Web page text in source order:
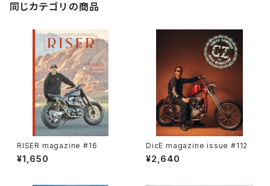
同じカテゴリの商品
RISER magazine #16
¥1,650
DicE magazine issue #112
¥2,640